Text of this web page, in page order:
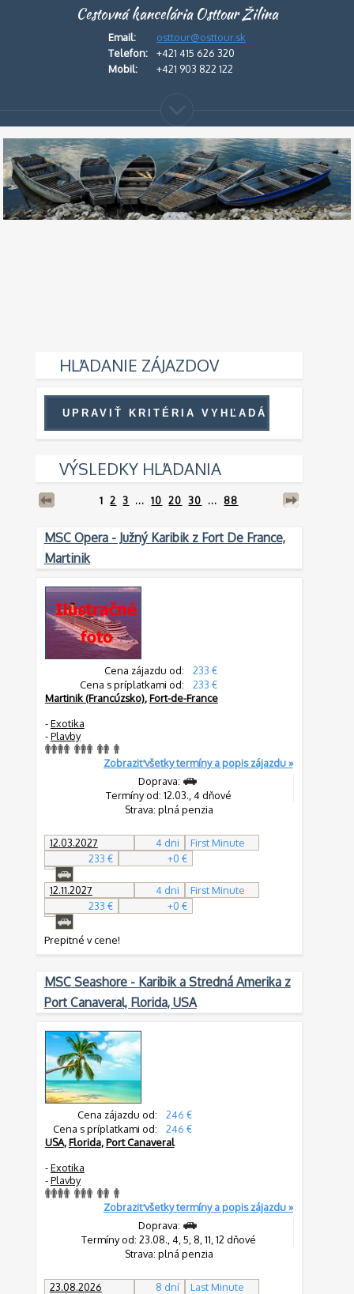
Cestovná kancelária Osttour Žilina
Email:
osttour@osttour.sk
Telefon:
+421 415 626 320
Mobil:
+421 903 822 122
HĽADANIE ZÁJAZDOV
VÝSLEDKY HĽADANIA
1 2 3 ...10 20 30 ... 88
MSC Opera - Južný Karibik z Fort De France,
Martinik
Cena zájazdu od:
233 €
Cena s príplatkami od:
233 €
Martinik (Francúzsko),Fort-de-France
-Exotika
-Plavby
Zobraziť všetky termíny a popis zájazdu »
Doprava:
Termíny od: 12.03., 4 dňové
Strava: plná penzia
12.03.2027 4 dni
First Minute
233 €
+0 €
12.11.2027 4 dni
First Minute
233 €
+0 €
Prepitné v cene!
MSC Seashore - Karibik a Stredná Amerika z
Port Canaveral, Florida, USA
Cena zájazdu od:
246 €
Cena s príplatkami od:
246 €
USA,Florida,Port Canaveral
-Exotika
-Plavby
Zobraziť všetky termíny a popis zájazdu »
Doprava:
Termíny od: 23.08., 4, 5, 8, 11, 12 dňové
Strava: plná penzia
23.08.2026 8 dní
Last Minute